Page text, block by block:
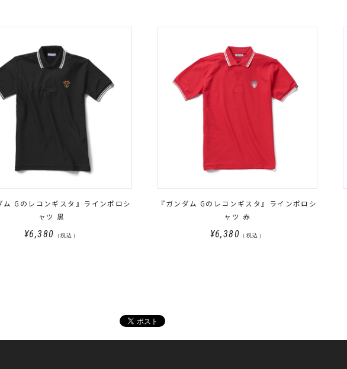
ム Gのレコンギスタ』ラインポロシ
ャツ 黒
¥6,380 （税込）
『ガンダム Gのレコンギスタ』ラインポロシ
ャツ 赤
¥6,380 （税込）